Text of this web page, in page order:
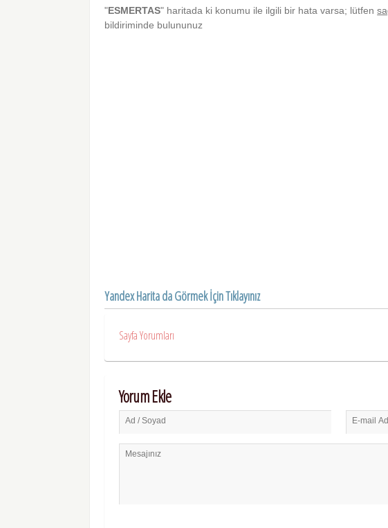
"ESMERTAS" haritada ki konumu ile ilgili bir hata varsa; lütfen
bildiriminde bulununuz
Yandex Harita da Görmek İçin Tıklayınız
Sayfa Yorumları
Yorum Ekle
Ad / Soyad E-mail
Mesajınız